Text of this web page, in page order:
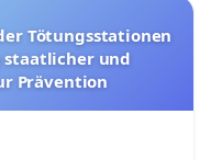
staatlicher und
Prävention